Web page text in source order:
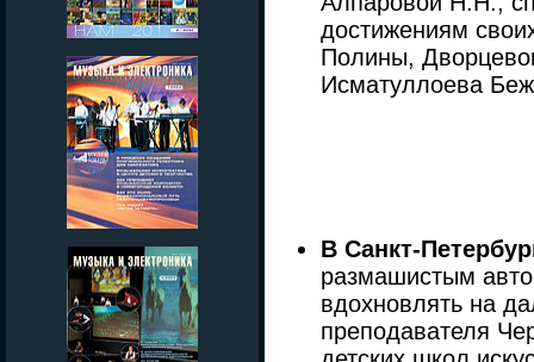
достижениям
Полины,
Исматуллоева
В Санкт-
размашистым
вдохновлять на
преподавателя